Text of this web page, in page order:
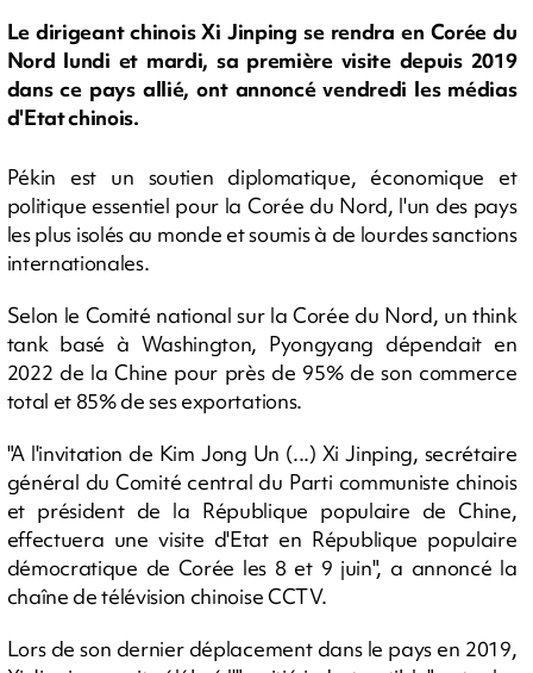
Le dirigeant chinois Xi Jinping se rendra en Corée du
Nord lundi et mardi, sa première visite depuis 2019
dans ce pays allié, ont annoncé vendredi les médias
d'Etat chinois.
Pékin est un soutien diplomatique, économique et
politique essentiel pour la Corée du Nord, l'un des pays
les plus isolés au monde et soumis à de lourdes sanctions
internationales.
Selon le Comité national sur la Corée du Nord, un think
tank basé à Washington, Pyongyang dépendait en
2022 de la Chine pour près de 95% de son commerce
total et 85% de ses exportations.
"A l'invitation de Kim Jong Un (...) Xi Jinping, secrétaire
général du Comité central du Parti communiste chinois
et président de la République populaire de Chine,
effectuera une visite d'Etat en République populaire
démocratique de Corée les 8 et 9 juin", a annoncé la
chaîne de télévision chinoise CCTV.
Lors de son dernier déplacement dans le pays en 2019,